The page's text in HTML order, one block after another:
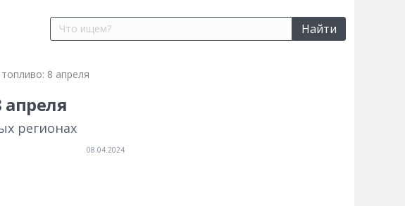
Найти
8 апреля
апреля
регионах
08.04.2024